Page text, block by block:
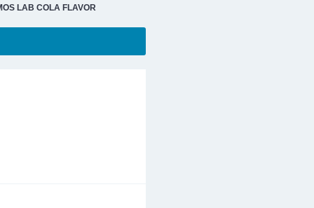
LAB COLA FLAVOR